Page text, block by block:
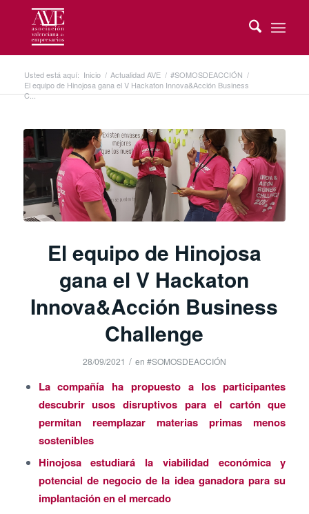
Usted está aquí: Inicio / Actualidad AVE / #SOMOSDEACCIÓN /
El equipo de Hinojosa gana el V Hackaton Innova&Acción Business
C...
El equipo de Hinojosa
gana el V Hackaton
Innova&Acción Business
Challenge
28/09/2021 / en #SOMOSDEACCIÓN
La compañía ha propuesto a los participantes
descubrir usos disruptivos para el cartón que
permitan reemplazar materias primas menos
sostenibles
Hinojosa estudiará la viabilidad económica y
potencial de negocio de la idea ganadora para su
implantación en el mercado